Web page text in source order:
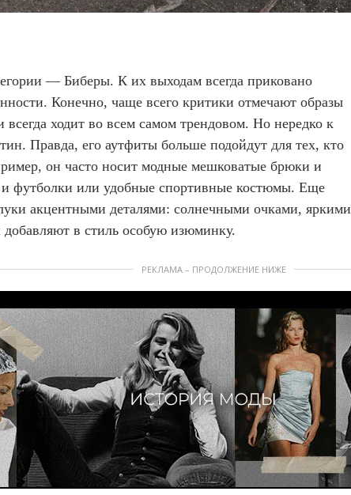
— Биберы. К их выходам всегда приковано
Конечно, чаще всего критики отмечают образы
всегда ходит во всем самом трендовом. Но нередко к
Правда, его аутфиты больше подойдут для тех, кто
он часто носит модные мешковатые брюки и
футболки или удобные спортивные костюмы. Еще
акцентными деталями: солнечными очками, яркими
в стиль особую изюминку.
РЕКЛАМА – ПРОДОЛЖЕНИЕ НИЖЕ